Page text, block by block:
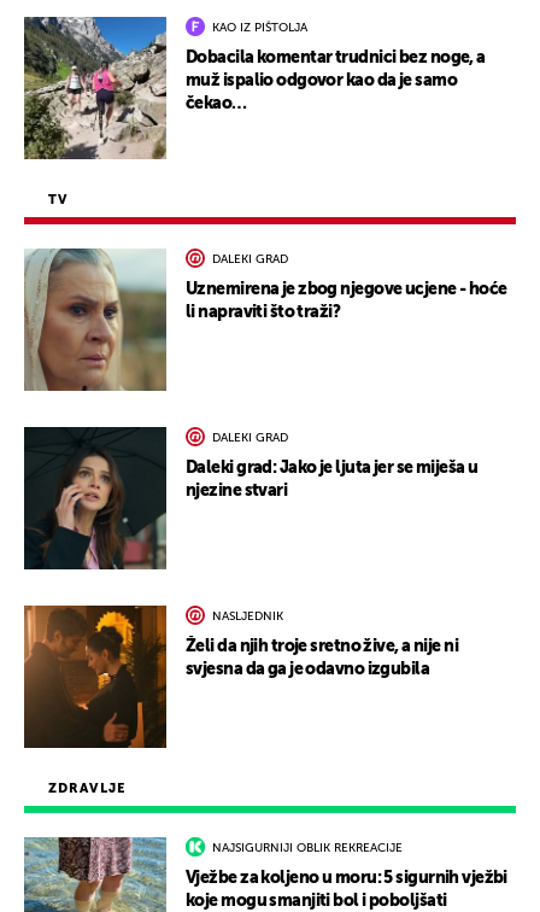
ZDRAVLJE
NAJSIGURNIJI OBLIK REKREACIJE
Vježbe za koljeno u moru: 5 sigurnih vježbi
koje mogu smanjiti bol i poboljšati
KAO IZ PIŠTOLJA
Dobacila komentar trudnici bez noge, a
muž ispalio odgovor kao da je samo
čekao…
TV
DALEKI GRAD
Uznemirena je zbog njegove ucjene - hoće
li napraviti što traži?
DALEKI GRAD
Daleki grad: Jako je ljuta jer se miješa u
njezine stvari
NASLJEDNIK
Želi da njih troje sretno žive, a nije ni
svjesna da ga je odavno izgubila